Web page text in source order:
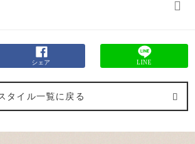
シェア LINE
タイル一覧に戻る